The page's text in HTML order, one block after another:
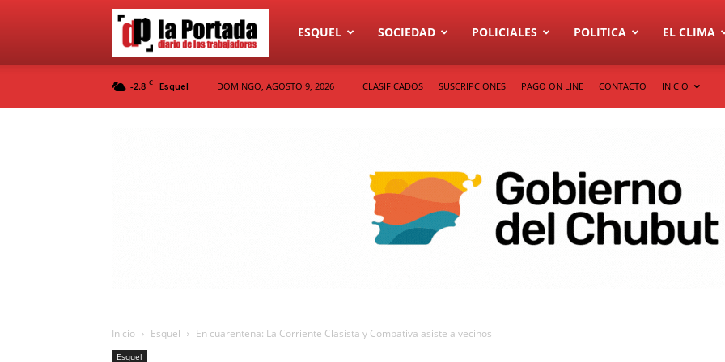
Diario
ESQUEL SOCIEDAD POLICIALES POLITICA EL CLIMA
-2.8 C Esquel DOMINGO, AGOSTO 9, 2026 CLASIFICADOS SUSCRIPCIONES PAGO ON LINE CONTACTO INICIO
Inicio Esquel En cuarentena: La Corriente Clasista y Combativa asiste a vecinos
Esquel